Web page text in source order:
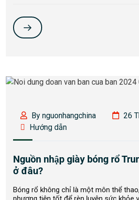
By nguonhangchina
26
Hướng dẫn
Nguồn nhập giày bóng rổ
ở đâu?
Bóng rổ không chỉ là một môn thể